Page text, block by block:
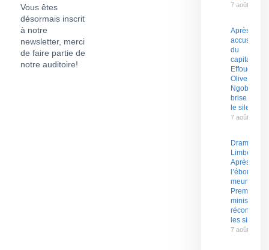
Vous êtes
désormais inscrit
à notre
newsletter, merci
de faire partie de
notre auditoire!
7 août 2026
Après les
accusations
du
capitaine
Effoudou,
Olive
Ngobo Elok
brise enfin
le silence
7 août 2026
Drame à
Limbé :
Après
meurtrier, le
Premier
ministre
réconforte
les sinistrés
7 août 2026